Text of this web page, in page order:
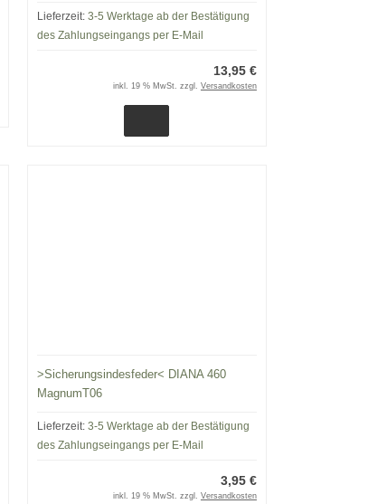
Lieferzeit: 3-5 Werktage ab der Bestätigung
des Zahlungseingangs per E-Mail
13,95 €
inkl. 19 % MwSt. zzgl. Versandkosten
>Sicherungsindesfeder< DIANA 460
MagnumT06
Lieferzeit: 3-5 Werktage ab der Bestätigung
des Zahlungseingangs per E-Mail
3,95 €
inkl. 19 % MwSt. zzgl. Versandkosten